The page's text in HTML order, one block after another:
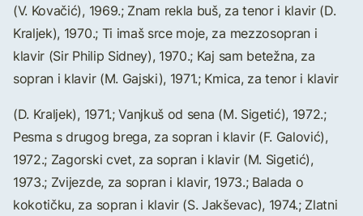
(V. Kovačić), 1969.; Znam rekla buš, za tenor i klavir (D.
Kraljek), 1970.; Ti imaš srce moje, za mezzosopran i
klavir (Sir Philip Sidney), 1970.; Kaj sam betežna, za
sopran i klavir (M. Gajski), 1971.; Kmica, za tenor i klavir
(D. Kraljek), 1971.; Vanjkuš od sena (M. Sigetić), 1972.;
Pesma s drugog brega, za sopran i klavir (F. Galović),
1972.; Zagorski cvet, za sopran i klavir (M. Sigetić),
1973.; Zvijezde, za sopran i klavir, 1973.; Balada o
kokotičku, za sopran i klavir (S. Jakševac), 1974.; Zlatni